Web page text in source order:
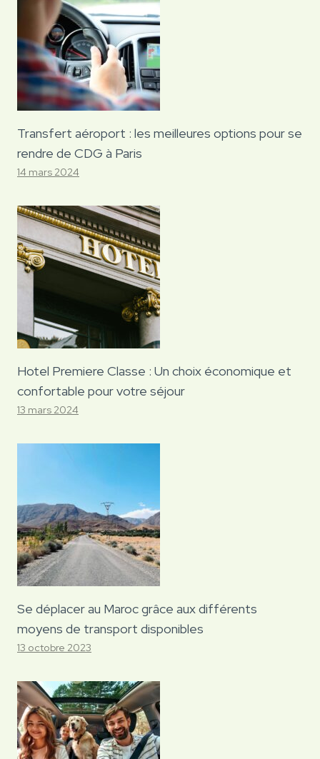
Transfert aéroport : les meilleures options pour se
rendre de CDG à Paris
14 mars 2024
Hotel Premiere Classe : Un choix économique et
confortable pour votre séjour
13 mars 2024
Se déplacer au Maroc grâce aux différents
moyens de transport disponibles
13 octobre 2023